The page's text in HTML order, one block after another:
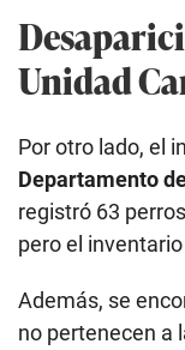
Unidad
Por otro lado, el
Departamento
registró 63
pero el
Además, se
no pertenecen a